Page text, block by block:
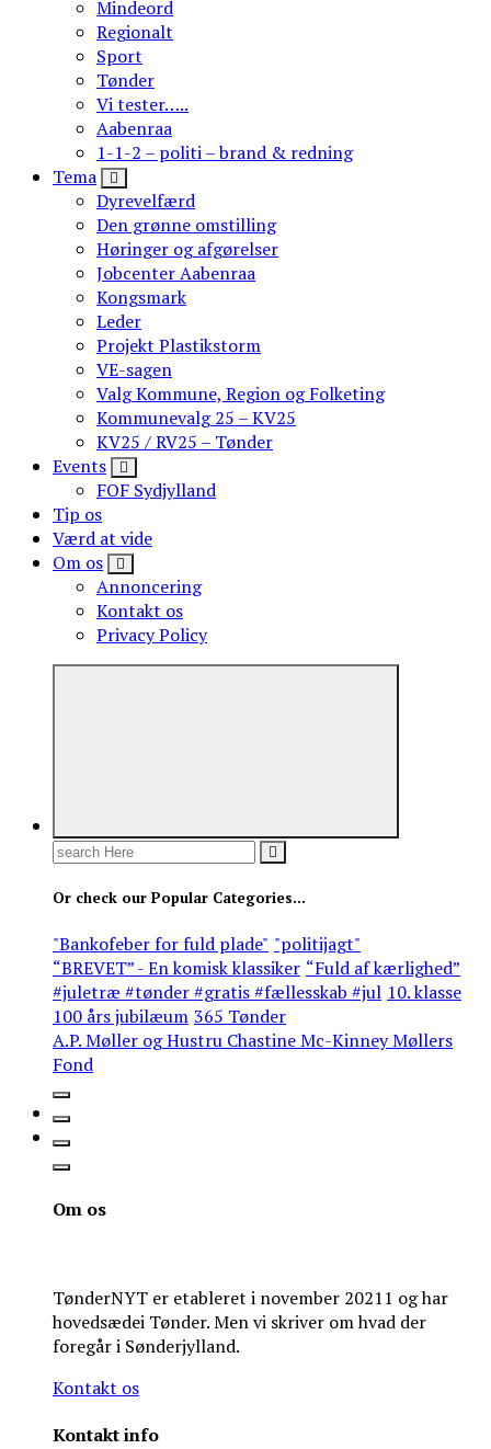
Mindeord
Regionalt
Sport
Tønder
Vi tester…..
Aabenraa
1-1-2 – politi – brand & redning
Tema
Dyrevelfærd
Den grønne omstilling
Høringer og afgørelser
Jobcenter Aabenraa
Kongsmark
Leder
Projekt Plastikstorm
VE-sagen
Valg Kommune, Region og Folketing
Kommunevalg 25 – KV25
KV25 / RV25 – Tønder
Events
FOF Sydjylland
Tip os
Værd at vide
Om os
Annoncering
Kontakt os
Privacy Policy
Search
Or check our Popular Categories...
"Bankofeber for fuld plade" "politijagt"
“BREVET” - En komisk klassiker “Fuld af kærlighed”
#juletræ #tønder #gratis #fællesskab #jul 10. klasse
100 års jubilæum 365 Tønder
A.P. Møller og Hustru Chastine Mc-Kinney Møllers
Fond
Om os
TønderNYT er etableret i november 20211 og har
hovedsædei Tønder. Men vi skriver om hvad der
foregår i Sønderjylland.
Kontakt os
Kontakt info